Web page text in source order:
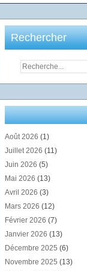
Rechercher
Août 2026 (1)
Juillet 2026 (11)
Juin 2026 (5)
Mai 2026 (13)
Avril 2026 (3)
Mars 2026 (12)
Février 2026 (7)
Janvier 2026 (13)
Décembre 2025 (6)
Novembre 2025 (13)